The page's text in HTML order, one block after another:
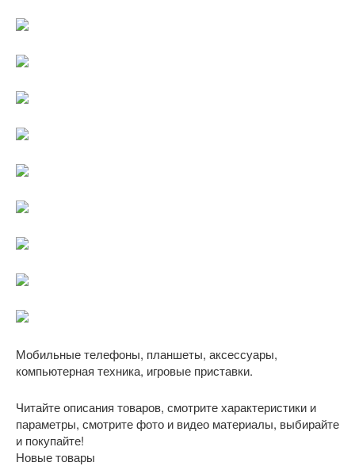
Мобильные телефоны, планшеты, аксессуары,
компьютерная техника, игровые приставки.
Читайте описания товаров, смотрите характеристики и
параметры, смотрите фото и видео материалы, выбирайте
и покупайте!
Новые товары